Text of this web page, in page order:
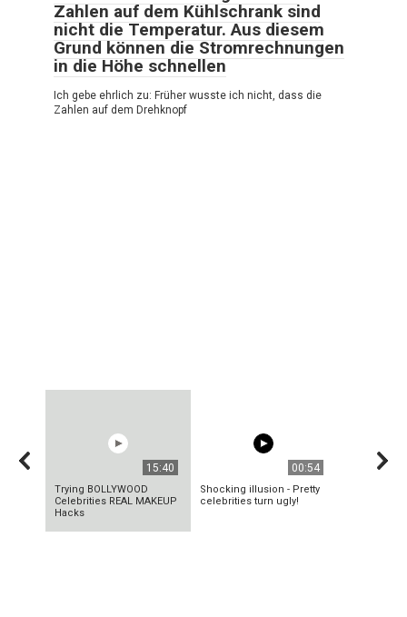
Zahlen auf dem Kühlschrank sind
nicht die Temperatur. Aus diesem
Grund können die Stromrechnungen
in die Höhe schnellen
Ich gebe ehrlich zu: Früher wusste ich nicht, dass die
Zahlen auf dem Drehknopf
15:40
Trying BOLLYWOOD
Celebrities REAL MAKEUP
Hacks
00:54
Shocking illusion - Pretty
celebrities turn ugly!